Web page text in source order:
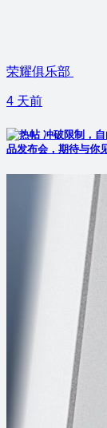
荣耀俱乐部
4 天前
冲破限制，自
品发布会，期待与你